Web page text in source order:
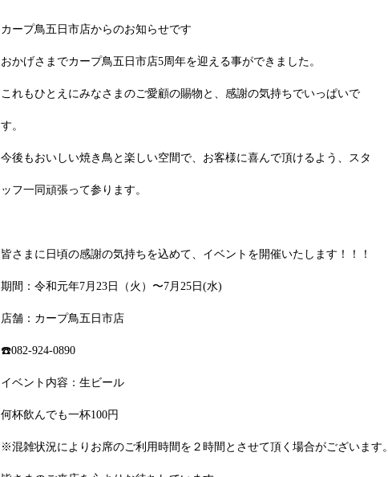
カープ鳥五日市店からのお知らせです
おかげさまでカープ鳥五日市店5周年を迎える事ができました。
これもひとえにみなさまのご愛顧の賜物と、感謝の気持ちでいっぱいで
す。
今後もおいしい焼き鳥と楽しい空間で、お客様に喜んで頂けるよう、スタ
ッフ一同頑張って参ります。
皆さまに日頃の感謝の気持ちを込めて、イベントを開催いたします！！！
期間：令和元年7月23日（火）〜7月25日(水)
店舗：カープ鳥五日市店
☎️082-924-0890
イベント内容：生ビール
何杯飲んでも一杯100円
※混雑状況によりお席のご利用時間を２時間とさせて頂く場合がございます。